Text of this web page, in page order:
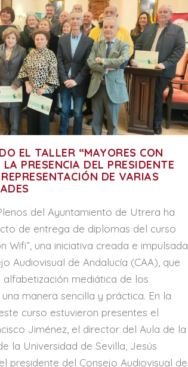
EL TALLER “MAYORES CON
PRESENCIA DEL PRESIDENTE
DE VARIAS
del Ayuntamiento de Utrera ha
de entrega de diplomas del curso
Wifi”, una iniciativa creada e impulsada
Audiovisual de Andalucía (CAA), que
alfabetización mediática de los
manera sencilla y práctica. En la
curso estuvieron presentes el
Jiménez, el director del Aula de la
la Universidad de Sevilla, Jesús
presidente del Consejo Audiovisual de